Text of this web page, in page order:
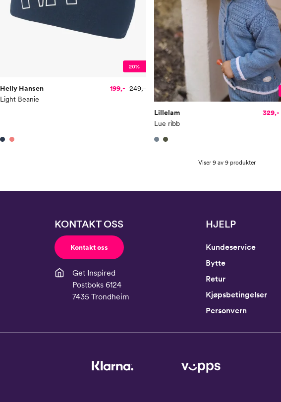
20%
Helly Hansen
Light Beanie
199,- 249,-
Lillelam
Lue ribb
329,-
Viser 9 av 9 produkter
KONTAKT OSS
Kontakt oss
Get Inspired
Postboks 6124
7435 Trondheim
HJELP
Kundeservice
Bytte
Retur
Kjøpsbetingelser
Personvern